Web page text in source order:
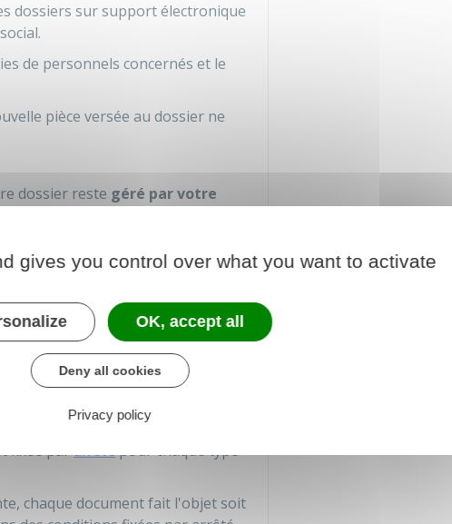
dossiers sur support électronique
de personnels concernés et le
pièce versée au dossier ne
dossier reste géré par votre
d'origine les documents
disposition.
en cas de mutation ou
de ses agents sous forme
sur papier de votre dossier
fixée pararrêtépour chaque type
chaque document fait l'objet soit
gives you control over what you want to activate
OK, accept all
Deny all cookies
Privacy policy